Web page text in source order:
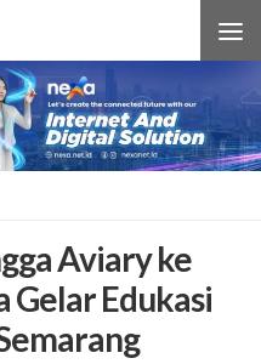
Aviary ke
Gelar Edukasi